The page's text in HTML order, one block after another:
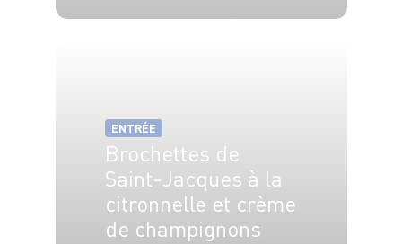
ENTRÉE
Brochettes de
Saint-Jacques à la
citronnelle et crème
de champignons